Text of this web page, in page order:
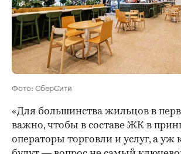
Фото: СберСити
«Для большинства жильцов в
важно, чтобы в составе ЖК в
операторы торговли и услуг, а уж